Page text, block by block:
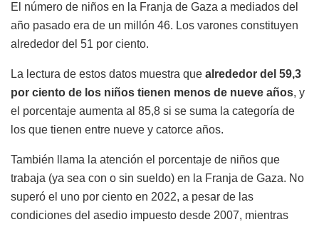
El número de niños en la Franja de Gaza a mediados del
año pasado era de un millón 46. Los varones constituyen
alrededor del 51 por ciento.
La lectura de estos datos muestra que alrededor del 59,3
por ciento de los niños tienen menos de nueve años, y
el porcentaje aumenta al 85,8 si se suma la categoría de
los que tienen entre nueve y catorce años.
También llama la atención el porcentaje de niños que
trabaja (ya sea con o sin sueldo) en la Franja de Gaza. No
superó el uno por ciento en 2022, a pesar de las
condiciones del asedio impuesto desde 2007, mientras